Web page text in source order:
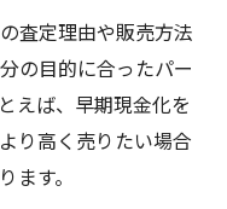
査定理由や販売方法
の目的に合ったパー
えば、早期現金化を
り高く売りたい場合
ます。